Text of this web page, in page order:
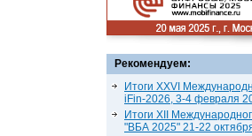
Рекомендуем:
Итоги XXVI
iFin-2026, 3-4 февраля
Итоги XII
"ВБА 2025" 21-22